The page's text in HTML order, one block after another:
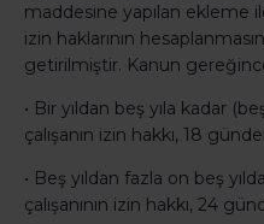
maddesine yapılan ekleme
izin haklarının
getirilmiştir. Kanun
• Bir yıldan beş yıla kadar
çalışanın izin hakkı, 18
• Beş yıldan fazla on beş
çalışanının izin hakkı, 24